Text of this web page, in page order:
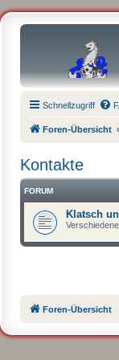
Schnellzugriff
Foren-Übersicht
Kontakte
FORUM
Klatsch
Foren-Übersicht